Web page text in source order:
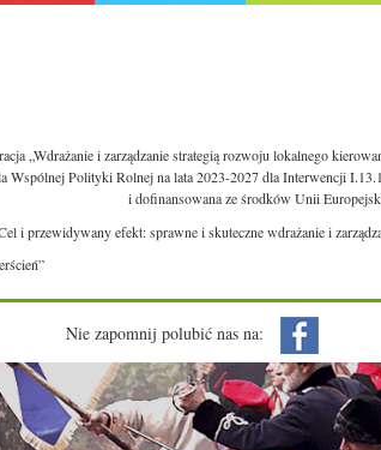
„Wdrażanie i zarządzanie strategią rozwoju lokalnego
Wspólnej Polityki Rolnej na lata 2023-2027 dla Interwencji
i dofinansowana ze środków Unii
i przewidywany efekt: sprawne i skuteczne wdrażanie i
Nie zapomnij polubić nas na: